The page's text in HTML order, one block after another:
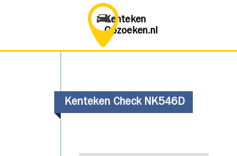
Kenteken
Opzoeken.nl
Kenteken Check NK546D